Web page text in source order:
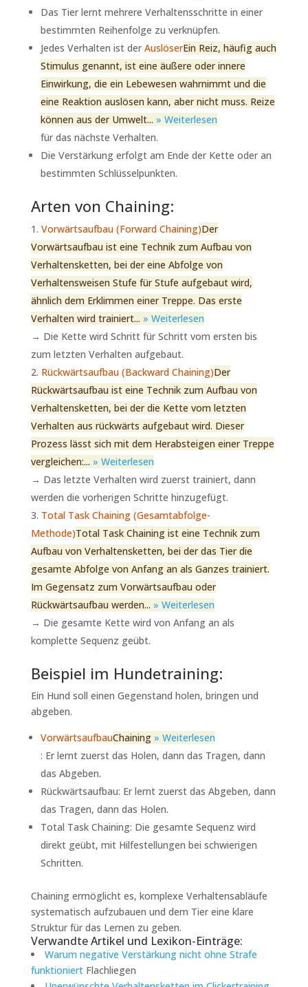
Das Tier lernt mehrere Verhaltensschritte in einer
bestimmten Reihenfolge zu verknüpfen.
Jedes Verhalten ist der AuslöserEin Reiz, häufig auch
Stimulus genannt, ist eine äußere oder innere
Einwirkung, die ein Lebewesen wahrnimmt und die
eine Reaktion auslösen kann, aber nicht muss. Reize
können aus der Umwelt... » Weiterlesen
für das nächste Verhalten.
Die Verstärkung erfolgt am Ende der Kette oder an
bestimmten Schlüsselpunkten.
Arten von Chaining:
Vorwärtsaufbau (Forward Chaining)Der
Vorwärtsaufbau ist eine Technik zum Aufbau von
Verhaltensketten, bei der eine Abfolge von
Verhaltensweisen Stufe für Stufe aufgebaut wird,
ähnlich dem Erklimmen einer Treppe. Das erste
Verhalten wird trainiert... » Weiterlesen
→ Die Kette wird Schritt für Schritt vom ersten bis
zum letzten Verhalten aufgebaut.
Rückwärtsaufbau (Backward Chaining)Der
Rückwärtsaufbau ist eine Technik zum Aufbau von
Verhaltensketten, bei der die Kette vom letzten
Verhalten aus rückwärts aufgebaut wird. Dieser
Prozess lässt sich mit dem Herabsteigen einer Treppe
vergleichen:... » Weiterlesen
→ Das letzte Verhalten wird zuerst trainiert, dann
werden die vorherigen Schritte hinzugefügt.
Total Task Chaining (Gesamtabfolge-
Methode)Total Task Chaining ist eine Technik zum
Aufbau von Verhaltensketten, bei der das Tier die
gesamte Abfolge von Anfang an als Ganzes trainiert.
Im Gegensatz zum Vorwärtsaufbau oder
Rückwärtsaufbau werden... » Weiterlesen
→ Die gesamte Kette wird von Anfang an als
komplette Sequenz geübt.
Beispiel im Hundetraining:
Ein Hund soll einen Gegenstand holen, bringen und
abgeben.
VorwärtsaufbauChaining » Weiterlesen
: Er lernt zuerst das Holen, dann das Tragen, dann
das Abgeben.
Rückwärtsaufbau: Er lernt zuerst das Abgeben, dann
das Tragen, dann das Holen.
Total Task Chaining: Die gesamte Sequenz wird
direkt geübt, mit Hilfestellungen bei schwierigen
Schritten.
Chaining ermöglicht es, komplexe Verhaltensabläufe
systematisch aufzubauen und dem Tier eine klare
Struktur für das Lernen zu geben.
Verwandte Artikel und Lexikon-Einträge:
Warum negative Verstärkung nicht ohne Strafe
funktioniertFlachliegen